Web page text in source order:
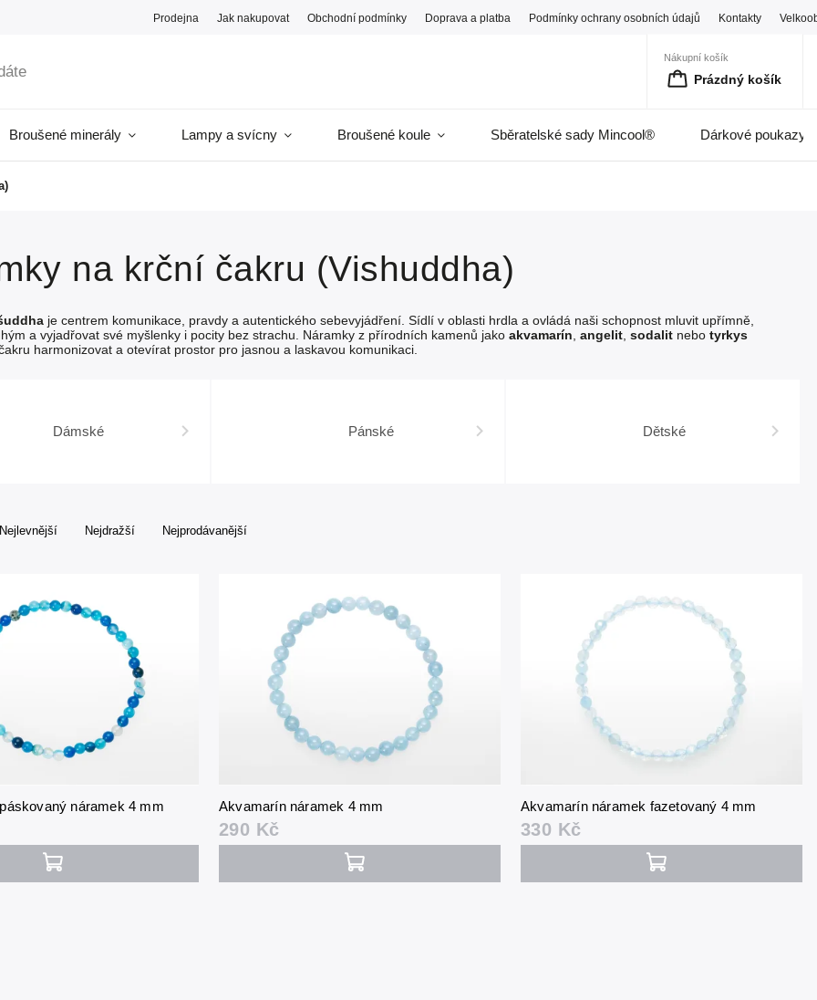
Prodejna Jak nakupovat Obchodní podmínky Doprava a platba Podmínky ochrany osobních údajů Kontakty
Nákupní košík
Prázdný košík
Broušené minerály Lampy a svícny Broušené koule Sběratelské sady Mincool® Dárkové poukazy
na krční čakru (Vishuddha)
je centrem komunikace, pravdy a autentického sebevyjádření. Sídlí v oblasti hrdla a ovládá naši schopnost mluvit upřímně,
a vyjadřovat své myšlenky i pocity bez strachu. Náramky z přírodních kamenů jako akvamarín angelit sodalit nebo tyrkys
harmonizovat a otevírat prostor pro jasnou a laskavou komunikaci.
Dámské Pánské Dětské
Nejlevnější Nejdražší Nejprodávanější
náramek 4 mm Akvamarín náramek 4 mm
290 Kč
Akvamarín náramek fazetovaný 4 mm
330 Kč